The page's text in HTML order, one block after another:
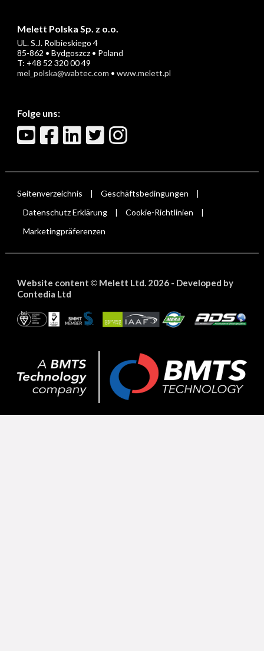
Melett Polska Sp. z o.o.
UL. S.J. Rolbieskiego 4
85-862 • Bydgoszcz • Poland
T: +48 52 320 00 49
mel_polska@wabtec.com • www.melett.pl
Folge uns:
Seitenverzeichnis Geschäftsbedingungen
Datenschutz Erklärung Cookie-Richtlinien
Marketingpräferenzen
Website content ©Melett Ltd. 2026 - Developed by
Contedia Ltd